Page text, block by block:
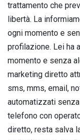
trattamento che
libertà. La
ogni momento e
profilazione. Lei ha
momento e senza
marketing diretto
sms, mms, email,
automatizzati
telefono con
diretto, resta salva